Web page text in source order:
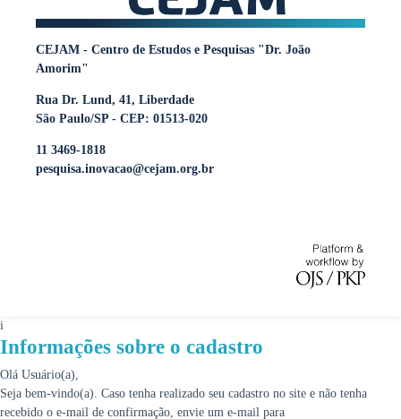
CEJAM - Centro de Estudos e Pesquisas "Dr. João
Amorim"
Rua Dr. Lund, 41, Liberdade
São Paulo/SP - CEP: 01513-020
11 3469-1818
pesquisa.inovacao@cejam.org.br
i
Informações sobre o cadastro
Olá Usuário(a),
Seja bem-vindo(a). Caso tenha realizado seu cadastro no site e não tenha
recebido o e-mail de confirmação, envie um e-mail para